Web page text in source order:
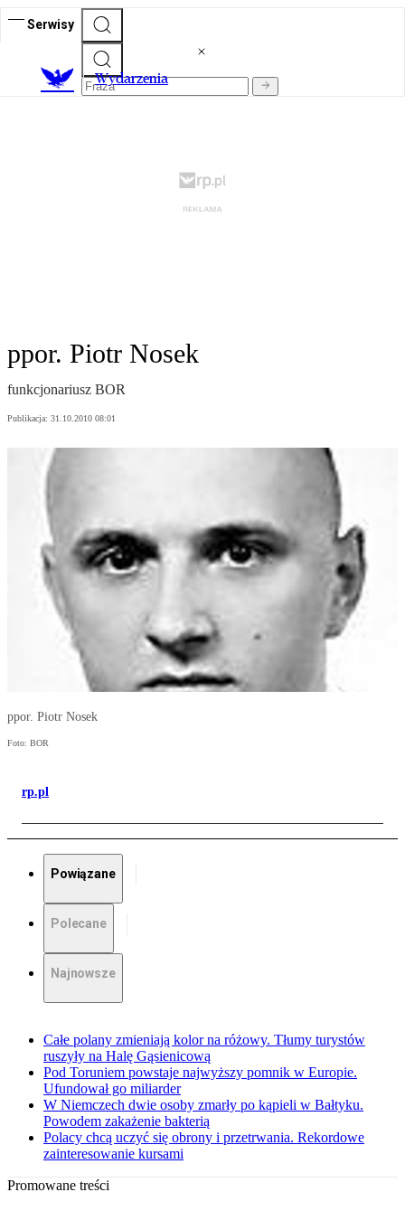
Serwisy
Wydarzenia
ppor. Piotr Nosek
funkcjonariusz BOR
Publikacja: 31.10.2010 08:01
ppor. Piotr Nosek
Foto: BOR
rp.pl
Powiązane
Polecane
Najnowsze
Całe polany zmieniają kolor na różowy. Tłumy turystów
ruszyły na Halę Gąsienicową
Pod Toruniem powstaje najwyższy pomnik w Europie.
Ufundował go miliarder
W Niemczech dwie osoby zmarły po kąpieli w Bałtyku.
Powodem zakażenie bakterią
Polacy chcą uczyć się obrony i przetrwania. Rekordowe
zainteresowanie kursami
Promowane treści